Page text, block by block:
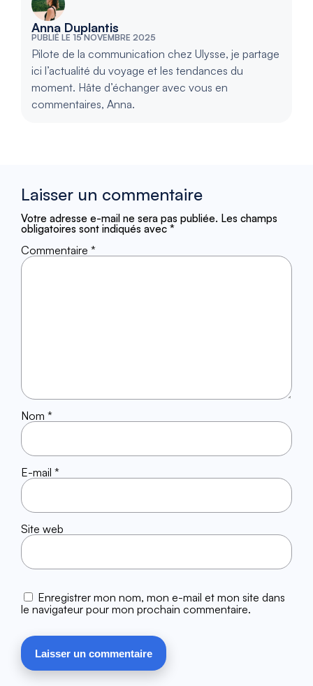
Anna Duplantis
PUBLIÉ LE 15 NOVEMBRE 2025
Pilote de la communication chez Ulysse, je partage
ici l’actualité du voyage et les tendances du
moment. Hâte d’échanger avec vous en
commentaires, Anna.
Laisser un commentaire
Votre adresse e-mail ne sera pas publiée. Les champs
obligatoires sont indiqués avec *
Commentaire *
Nom *
E-mail *
Site web
Enregistrer mon nom, mon e-mail et mon site dans
le navigateur pour mon prochain commentaire.